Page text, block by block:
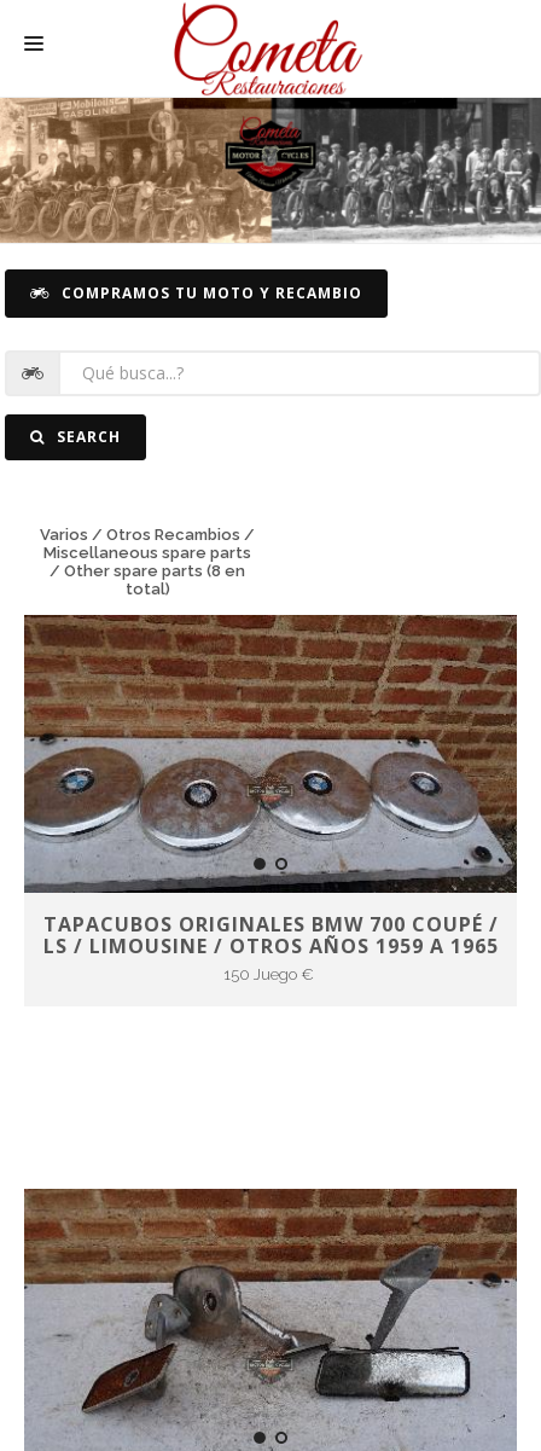
HOME
MOTOS NACIONALES Y OTRAS
REC. MOTOS
COMPRAMOS TU MOTO Y RECAMBIO
SEARCH
Varios / Otros Recambios /
Miscellaneous spare parts
/ Other spare parts (8 en
total)
TAPACUBOS ORIGINALES BMW 700 COUPÉ /
LS / LIMOUSINE / OTROS AÑOS 1959 A 1965
150 Juego €